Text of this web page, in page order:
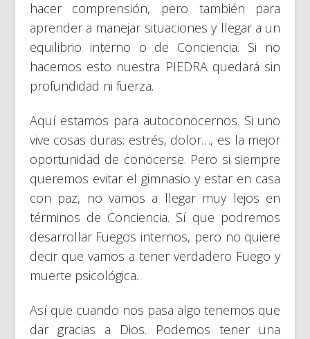
hacer comprensión, pero también para
aprender a manejar situaciones y llegar a un
equilibrio interno o de Conciencia. Si no
hacemos esto nuestra PIEDRA quedará sin
profundidad ni fuerza.
Aquí estamos para autoconocernos. Si uno
vive cosas duras: estrés, dolor…, es la mejor
oportunidad de conocerse. Pero si siempre
queremos evitar el gimnasio y estar en casa
con paz, no vamos a llegar muy lejos en
términos de Conciencia. Sí que podremos
desarrollar Fuegos internos, pero no quiere
decir que vamos a tener verdadero Fuego y
muerte psicológica.
Así que cuando nos pasa algo tenemos que
dar gracias a Dios. Podemos tener una